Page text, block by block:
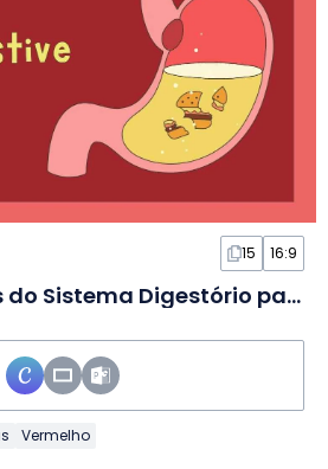
15 16:9
Slides Ilustrados do Sistema Digestório para o 4º Ano
Vermelho